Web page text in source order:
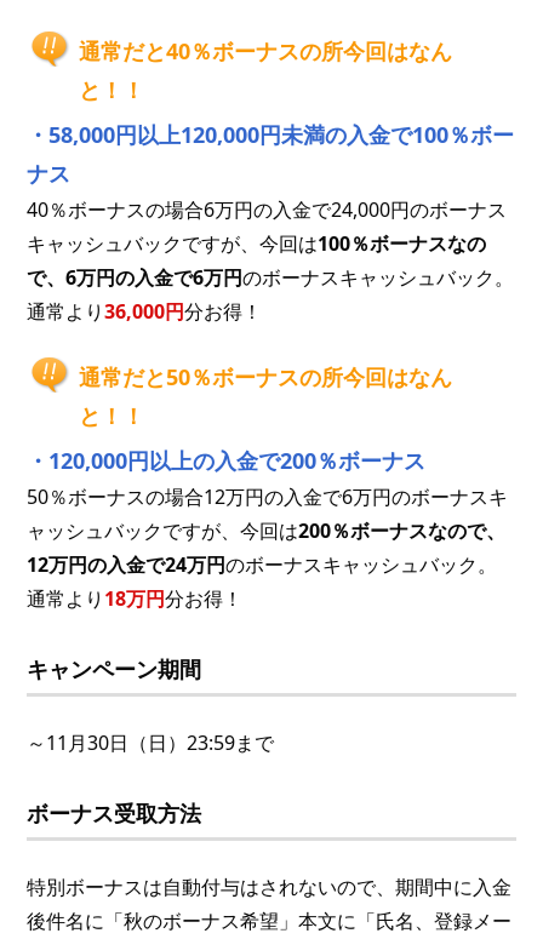
通常だと40％ボーナスの所今回はなん
と！！
・58,000円以上120,000円未満の入金で100％ボー
ナス
40％ボーナスの場合6万円の入金で24,000円のボーナス
キャッシュバックですが、今回は100％ボーナスなの
で、6万円の入金で6万円のボーナスキャッシュバック。
通常より36,000円分お得！
通常だと50％ボーナスの所今回はなん
と！！
・120,000円以上の入金で200％ボーナス
50％ボーナスの場合12万円の入金で6万円のボーナスキ
ャッシュバックですが、今回は200％ボーナスなので、
12万円の入金で24万円のボーナスキャッシュバック。
通常より 18万円分お得！
キャンペーン期間
～11月30日（日）23:59まで
ボーナス受取方法
特別ボーナスは自動付与はされないので、期間中に入金
後件名に「秋のボーナス希望」本文に「氏名、登録メー